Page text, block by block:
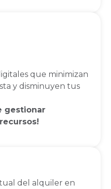
que minimizan
y disminuyen tus
gestionar
del alquiler en